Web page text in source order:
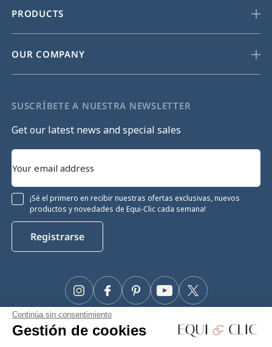
Continúa sin consentimiento
Gestión de cookies
PRODUCTS
OUR COMPANY
SUSCRÍBETE A NUESTRA NEWSLETTER
Get our latest news and special sales
¡Sé el primero en recibir nuestras ofertas exclusivas, nuevos
productos y novedades de Equi-Clic cada semana!
Registrarse
Facebook Twitter
YouTube
Pinterest
Instagram
#Makeyourhorseapriority